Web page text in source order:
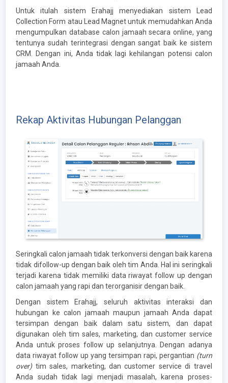
Untuk itulah sistem Erahajj menyediakan sistem Lead
Collection Form atau Lead Magnet untuk memudahkan Anda
mengumpulkan database calon jamaah secara online, yang
tentunya sudah terintegrasi dengan sangat baik ke sistem
CRM. Dengan ini, Anda tidak lagi kehilangan potensi calon
jamaah Anda.
Rekap Aktivitas Hubungan Pelanggan
Seringkali calon jamaah tidak terkonversi dengan baik karena
tidak difollow-up dengan baik oleh tim Anda. Hal ini seringkali
terjadi karena tidak memiliki data riwayat follow up dengan
calon jamaah yang rapi dan terorganisir dengan baik.
Dengan sistem Erahajj, seluruh aktivitas interaksi dan
hubungan ke calon jamaah maupun jamaah Anda dapat
tersimpan dengan baik dalam satu sistem, dan dapat
digunakan oleh tim sales, marketing, dan customer service
Anda untuk proses follow up selanjutnya. Dengan adanya
data riwayat follow up yang tersimpan rapi, pergantian (turn
over)tim sales, marketing, dan customer service di travel
Anda sudah tidak lagi menjadi masalah, karena proses-